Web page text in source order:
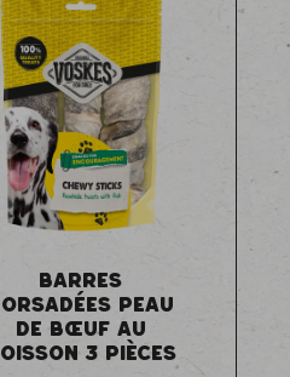
BARRES
PEAU
DE BŒUF AU
3 PIÈCES